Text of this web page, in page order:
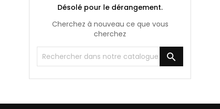
Désolé pour le dérangement.
Cherchez à nouveau ce que vous
cherchez
